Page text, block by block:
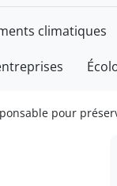
climatiques
pour